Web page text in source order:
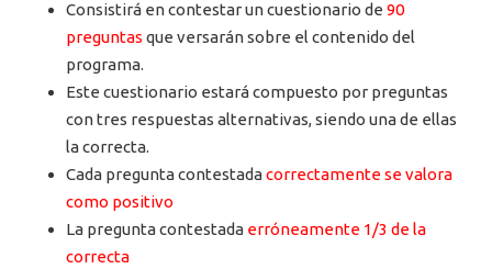
Consistirá en contestar un cuestionario de 90
preguntas que versarán sobre el contenido del
programa.
Este cuestionario estará compuesto por preguntas
con tres respuestas alternativas, siendo una de ellas
la correcta.
Cada pregunta contestadacorrectamente se valora
como positivo
La pregunta contestada erróneamente 1/3 de la
correcta